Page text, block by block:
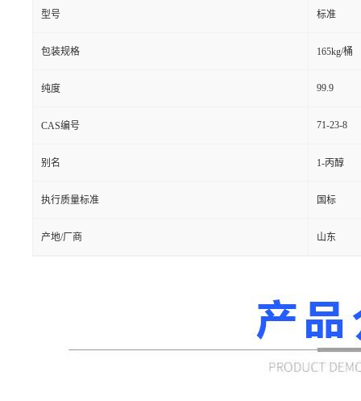
型号 标准
包装规格 165kg/桶
纯度 99.9
CAS编号 71-23-8
别名 1-丙醇
执行质量标准 国标
产地/厂商 山东